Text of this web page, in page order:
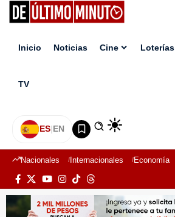
Inicio Noticias Cine Loterías
TV
ES|EN
Nacionales Internacionales Economía